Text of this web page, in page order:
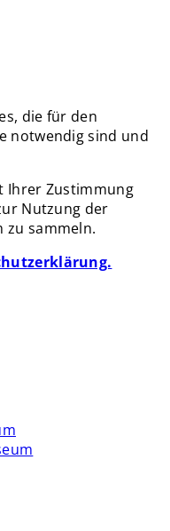
die für den
notwendig sind und
Ihrer Zustimmung
Nutzung der
zu sammeln.